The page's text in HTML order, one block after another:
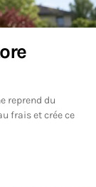
reprend du
frais et crée ce